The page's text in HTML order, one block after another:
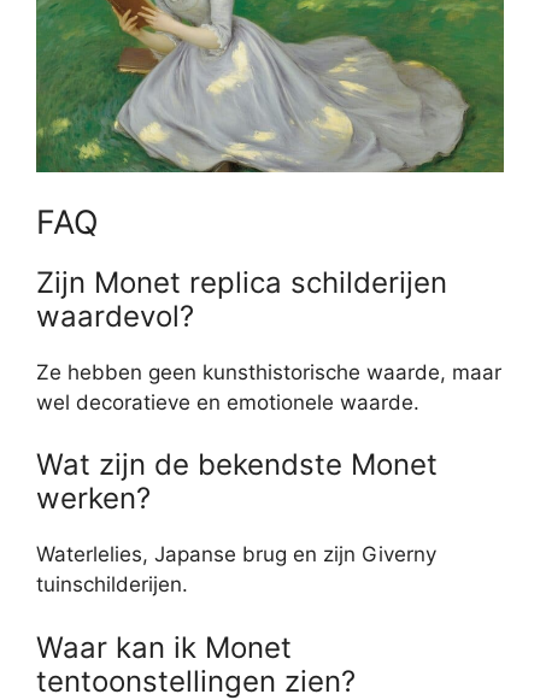
FAQ
Zijn Monet replica schilderijen
waardevol?
Ze hebben geen kunsthistorische waarde, maar
wel decoratieve en emotionele waarde.
Wat zijn de bekendste Monet
werken?
Waterlelies, Japanse brug en zijn Giverny
tuinschilderijen.
Waar kan ik Monet
tentoonstellingen zien?